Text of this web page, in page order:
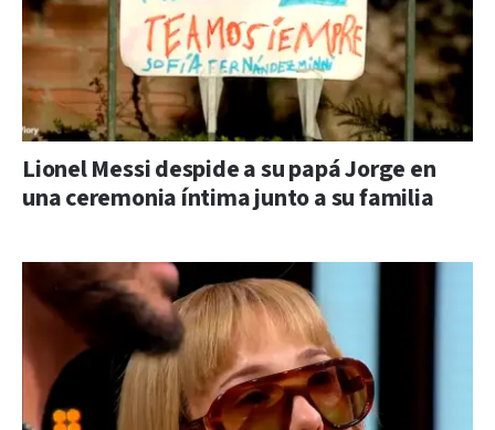
Lionel Messi despide a su papá Jorge en
una ceremonia íntima junto a su familia